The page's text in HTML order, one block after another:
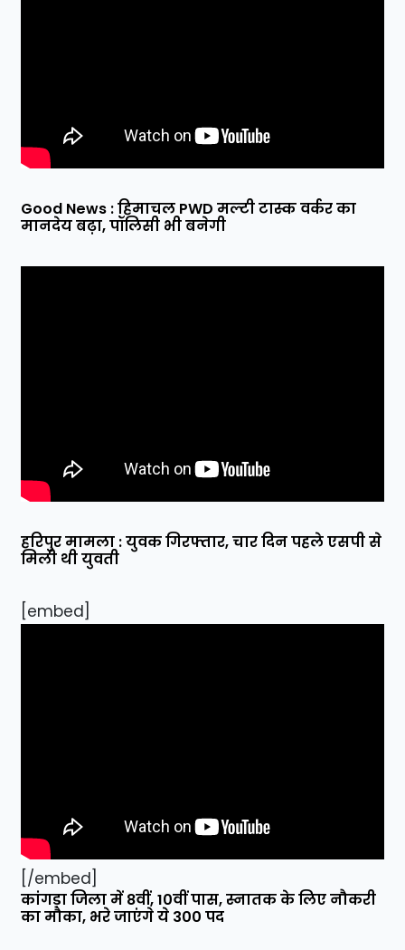
Good News : हिमाचल PWD मल्टी टास्क वर्कर का
मानदेय बढ़ा, पॉलिसी भी बनेगी
हरिपुर मामला : युवक गिरफ्तार, चार दिन पहले एसपी से
मिली थी युवती
[embed]
[/embed]
कांगड़ा जिला में 8वीं, 10वीं पास, स्नातक के लिए नौकरी
का मौका, भरे जाएंगे ये 300 पद